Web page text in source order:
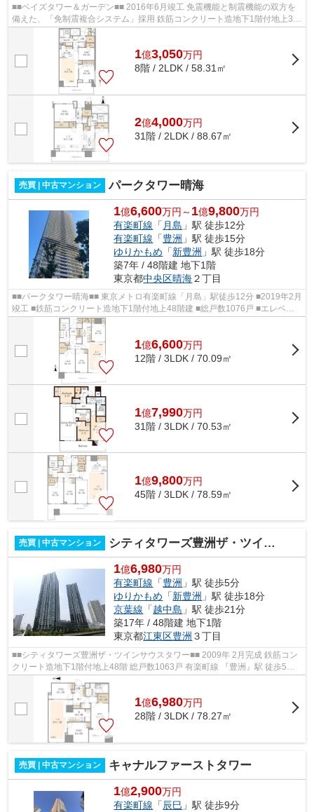
■■ベイズタワー＆ガーデン■■ 2016年6月竣工 免震機能と制震機能の双方を
備えた、「免制震複合システム」採用 鉄筋コンクリート造地下1階付地上32
階建 総戸数550戸 東京メトロ有楽町...
1億3,050万円
8階 / 2LDK / 58.31㎡
2億4,000万円
31階 / 2LDK / 88.67㎡
売買 | 中古マンション パークタワー晴海
1億6,600万円～ 1億9,800万円
有楽町線 「 月島 」駅 徒歩12分
有楽町線 「豊洲 」駅 徒歩15分
ゆりかもめ 「新豊洲 」駅 徒歩18分
築7年 / 48階建 地下1階
東京都中央区晴海２丁目
■■パークタワー晴海■■ 東京メトロ有楽町線「月島」駅徒歩12分 ■2019年2月
竣工 ■鉄筋コンクリート造地下1階付地上48階建 ■総戸数1076戸 ■エレベー
ター12基完備 ■ダブルオートロック完...
1億6,600万円
12階 / 3LDK / 70.09㎡
1億7,990万円
31階 / 3LDK / 70.53㎡
1億9,800万円
45階 / 3LDK / 78.59㎡
売買 | 中古マンション シティタワーズ豊洲ザ・ツインサウスタワー
1億6,980万円
有楽町線 「豊洲 」駅 徒歩5分
ゆりかもめ 「新豊洲 」駅 徒歩18分
京葉線 「越中島 」駅 徒歩21分
築17年 / 48階建 地下1階
東京都江東区豊洲 ３丁目
■■シティタワーズ豊洲ザ・ツインサウスタワー■■ 2009年 2月完成 鉄筋コン
クリート造地下1階付地上48階 総戸数1063戸 有楽町線 『豊洲』駅 徒歩5分
ゆりかもめ 『豊洲』駅 徒歩6分 ...
1億6,980万円
28階 / 3LDK / 78.27㎡
売買 | 中古マンション キャナルファーストタワー
1億2,900万円
有楽町線 「 辰巳 」駅 徒歩9分